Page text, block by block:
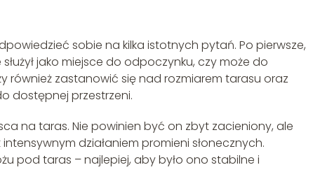
sobie na kilka istotnych pytań. Po pierwsze,
jako miejsce do odpoczynku, czy może do
również zastanowić się nad rozmiarem tarasu oraz
dostępnej przestrzeni.
na taras. Nie powinien być on zbyt zacieniony, ale
działaniem promieni słonecznych.
pod taras – najlepiej, aby było ono stabilne i